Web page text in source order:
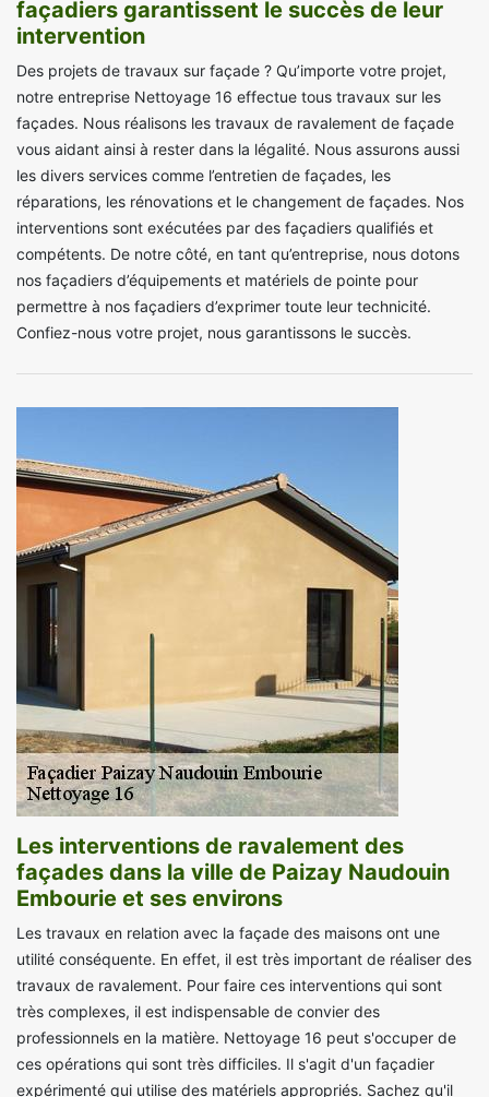
façadiers garantissent le succès de leur
intervention
Des projets de travaux sur façade ? Qu’importe votre projet,
notre entreprise Nettoyage 16 effectue tous travaux sur les
façades. Nous réalisons les travaux de ravalement de façade
vous aidant ainsi à rester dans la légalité. Nous assurons aussi
les divers services comme l’entretien de façades, les
réparations, les rénovations et le changement de façades. Nos
interventions sont exécutées par des façadiers qualifiés et
compétents. De notre côté, en tant qu’entreprise, nous dotons
nos façadiers d’équipements et matériels de pointe pour
permettre à nos façadiers d’exprimer toute leur technicité.
Confiez-nous votre projet, nous garantissons le succès.
Les interventions de ravalement des
façades dans la ville de Paizay Naudouin
Embourie et ses environs
Les travaux en relation avec la façade des maisons ont une
utilité conséquente. En effet, il est très important de réaliser des
travaux de ravalement. Pour faire ces interventions qui sont
très complexes, il est indispensable de convier des
professionnels en la matière. Nettoyage 16 peut s'occuper de
ces opérations qui sont très difficiles. Il s'agit d'un façadier
expérimenté qui utilise des matériels appropriés. Sachez qu'il